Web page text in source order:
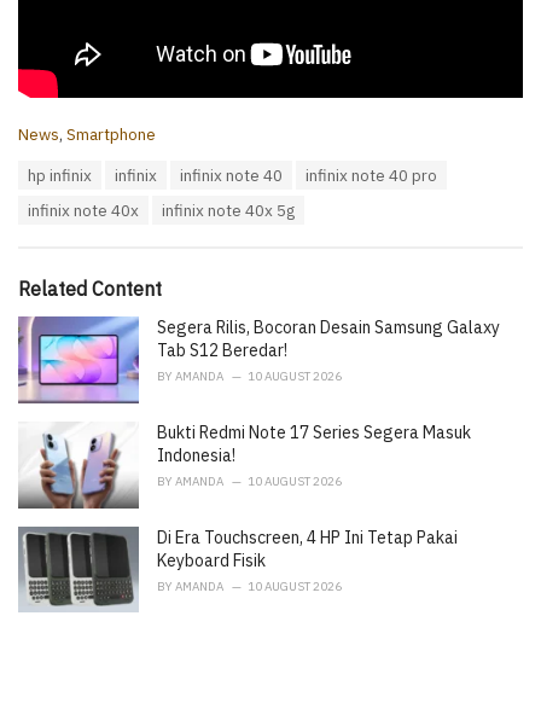
C
i
s
:
News, Smartphone
hp infinix infinix infinix note 40
infinix note 40 pro
infinix note 40x
infinix note 40x 5g
Related Content
Segera Rilis, Bocoran Desain Samsung Galaxy
Tab S12 Beredar!
BY AMANDA 10 AUGUST 2026
Bukti Redmi Note 17 Series Segera Masuk
Indonesia!
BY AMANDA 10 AUGUST 2026
Di Era Touchscreen, 4 HP Ini Tetap Pakai
Keyboard Fisik
BY AMANDA 10 AUGUST 2026